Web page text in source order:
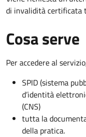
di invalidità certificata
Cosa serve
Per accedere al
SPID (sistema
d’identità
(CNS)
tutta la
della pratica.